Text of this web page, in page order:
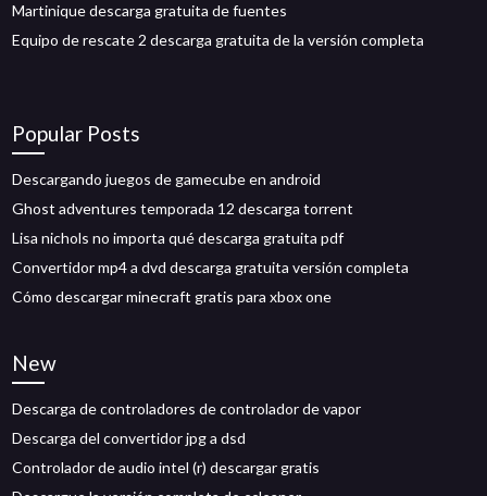
Martinique descarga gratuita de fuentes
Equipo de rescate 2 descarga gratuita de la versión completa
Popular Posts
Descargando juegos de gamecube en android
Ghost adventures temporada 12 descarga torrent
Lisa nichols no importa qué descarga gratuita pdf
Convertidor mp4 a dvd descarga gratuita versión completa
Cómo descargar minecraft gratis para xbox one
New
Descarga de controladores de controlador de vapor
Descarga del convertidor jpg a dsd
Controlador de audio intel (r) descargar gratis